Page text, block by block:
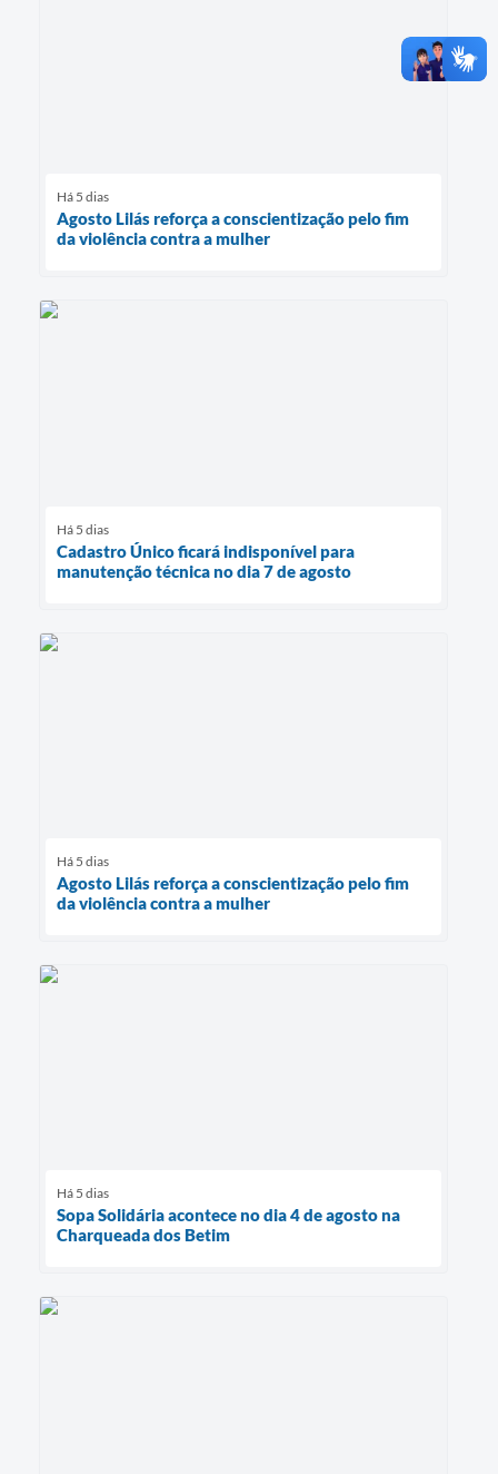
Há 5 dias
Agosto Lilás reforça a conscientização pelo fim
da violência contra a mulher
Há 5 dias
Cadastro Único ficará indisponível para
manutenção técnica no dia 7 de agosto
Há 5 dias
Agosto Lilás reforça a conscientização pelo fim
da violência contra a mulher
Há 5 dias
Sopa Solidária acontece no dia 4 de agosto na
Charqueada dos Betim